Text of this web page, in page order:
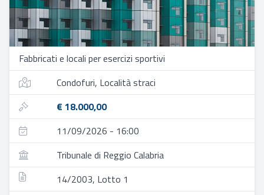
Fabbricati e locali per esercizi sportivi
Condofuri, Località straci
€ 18.000,00
11/09/2026 - 16:00
Tribunale di Reggio Calabria
14/2003, Lotto 1